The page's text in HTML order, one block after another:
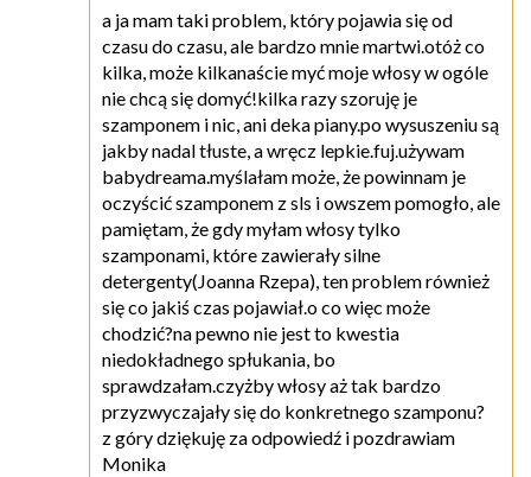
a ja mam taki problem, który pojawia się od
czasu do czasu, ale bardzo mnie martwi.otóż co
kilka, może kilkanaście myć moje włosy w ogóle
nie chcą się domyć!kilka razy szoruję je
szamponem i nic, ani deka piany.po wysuszeniu są
jakby nadal tłuste, a wręcz lepkie.fuj.używam
babydreama.myślałam może, że powinnam je
oczyścić szamponem z sls i owszem pomogło, ale
pamiętam, że gdy myłam włosy tylko
szamponami, które zawierały silne
detergenty(Joanna Rzepa), ten problem również
się co jakiś czas pojawiał.o co więc może
chodzić?na pewno nie jest to kwestia
niedokładnego spłukania, bo
sprawdzałam.czyżby włosy aż tak bardzo
przyzwyczajały się do konkretnego szamponu?
z góry dziękuję za odpowiedź i pozdrawiam
Monika